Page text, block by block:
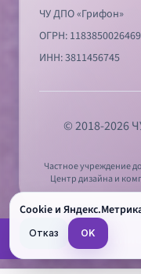
ЧУ ДПО «Грифон»
ОГРН: 1183850026469
ИНН:3811456745
© 2018-2026
Частное учреждение
Центр дизайна и
Cookie и
Отказ OK